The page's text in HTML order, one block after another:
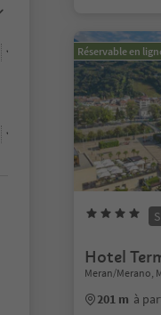
Réservable en
S
Hotel
Meran/Merano,
201 m à